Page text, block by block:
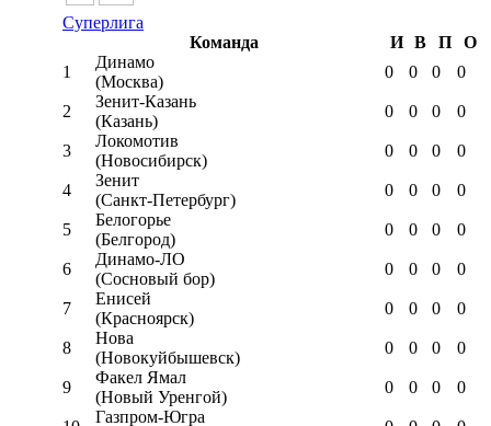
Суперлига
Команда
И В П
О
1
Динамо
(Москва)
0 0 0 0
2
Зенит-Казань
(Казань)
0 0 0 0
3
Локомотив
(Новосибирск)
0 0 0 0
4
Зенит
(Санкт-Петербург)
0 0 0 0
5
Белогорье
(Белгород)
0 0 0 0
6
Динамо-ЛО
(Сосновый бор)
0 0 0 0
7
Енисей
(Красноярск)
0 0 0 0
8
Нова
(Новокуйбышевск)
0 0 0 0
9
Факел Ямал
(Новый Уренгой)
0 0 0 0
Газпром-Югра